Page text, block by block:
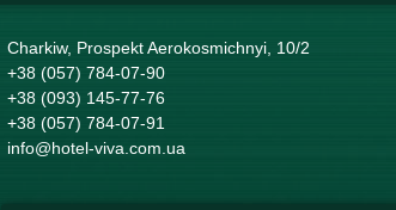
Charkiw, Prospekt Aerokosmichnyi, 10/2
+38 (057) 784-07-90
+38 (093) 145-77-76
+38 (057) 784-07-91
info@hotel-viva.com.ua